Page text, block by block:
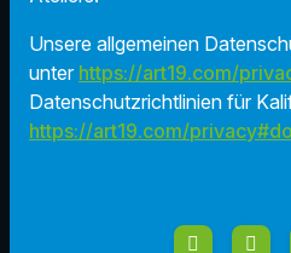
Unsere allgemeinen
unter https://art19.com/
Datenschutzrichtlinien für
https://art19.com/